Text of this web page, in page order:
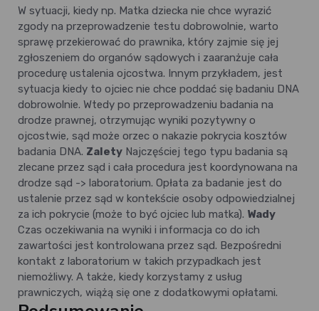
W sytuacji, kiedy np. Matka dziecka nie chce wyrazić
zgody na przeprowadzenie testu dobrowolnie, warto
sprawę przekierować do prawnika, który zajmie się jej
zgłoszeniem do organów sądowych i zaaranżuje cała
procedurę ustalenia ojcostwa. Innym przykładem, jest
sytuacja kiedy to ojciec nie chce poddać się badaniu DNA
dobrowolnie. Wtedy po przeprowadzeniu badania na
drodze prawnej, otrzymując wyniki pozytywny o
ojcostwie, sąd może orzec o nakazie pokrycia kosztów
badania DNA. Zalety Najczęściej tego typu badania są
zlecane przez sąd i cała procedura jest koordynowana na
drodze sąd -> laboratorium. Opłata za badanie jest do
ustalenie przez sąd w kontekście osoby odpowiedzialnej
za ich pokrycie (może to być ojciec lub matka). Wady
Czas oczekiwania na wyniki i informacja co do ich
zawartości jest kontrolowana przez sąd. Bezpośredni
kontakt z laboratorium w takich przypadkach jest
niemożliwy. A także, kiedy korzystamy z usług
prawniczych, wiążą się one z dodatkowymi opłatami.